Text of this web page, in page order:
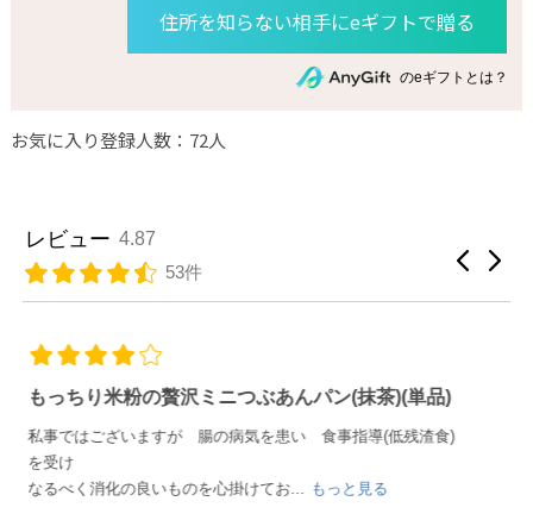
住所を知らない相手にeギフトで贈る
のeギフトとは？
お気に入り登録人数：72人
レビュー 4.87
53件
子供がとっても大好き！！
何度リピートしているか分からないくらいです！
「朝はパン！あんこのパン！」朝の合言葉のようになって
...もっと見る